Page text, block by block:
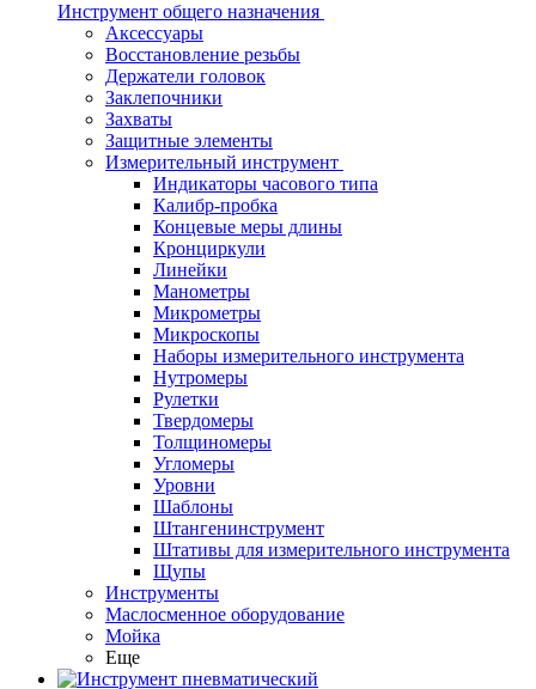
Инструмент общего назначения
Аксессуары
Восстановление резьбы
Держатели головок
Заклепочники
Захваты
Защитные элементы
Измерительный инструмент
Индикаторы часового типа
Калибр-пробка
Концевые меры длины
Кронциркули
Линейки
Манометры
Микрометры
Микроскопы
Наборы измерительного инструмента
Нутромеры
Рулетки
Твердомеры
Толщиномеры
Угломеры
Уровни
Шаблоны
Штангенинструмент
Штативы для измерительного инструмента
Щупы
Инструменты
Маслосменное оборудование
Мойка
Еще